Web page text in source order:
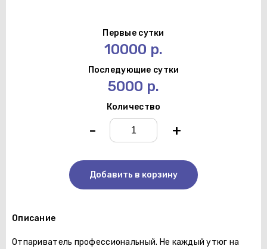
Первые сутки
10000 р.
Последующие сутки
5000 р.
Количество
- +
Добавить в корзину
Описание
Отпариватель профессиональный. Не каждый утюг на